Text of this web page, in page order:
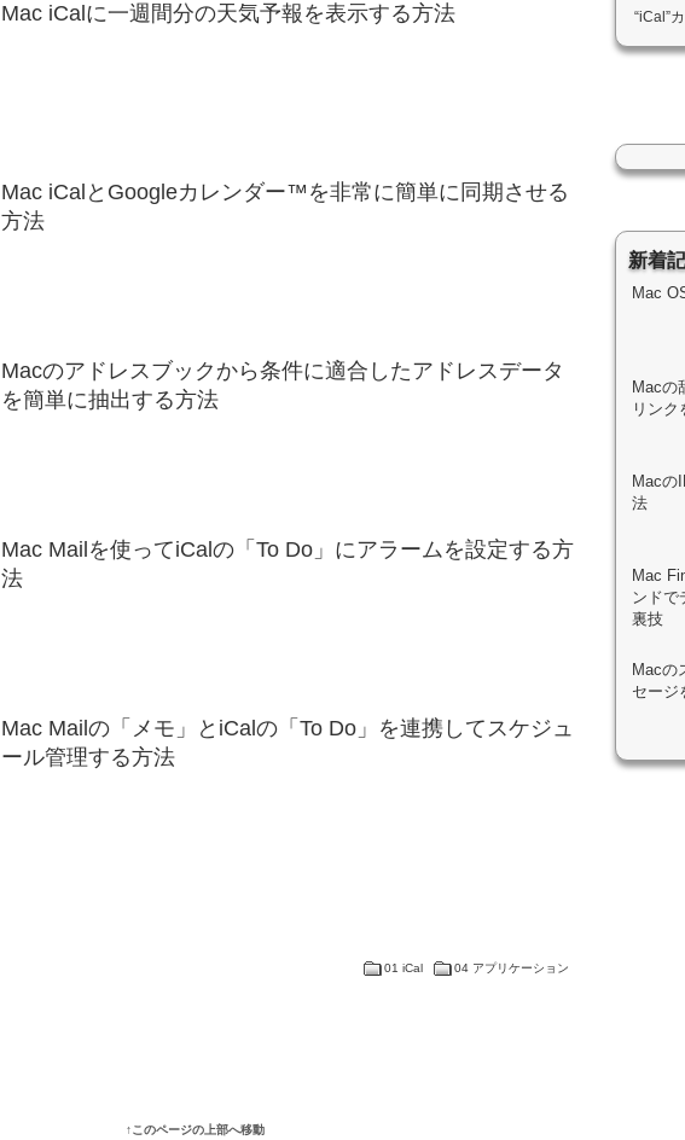
Mac iCalに一週間分の天気予報を表示する方法
Mac iCalとGoogleカレンダー™を非常に簡単に同期させる
方法
Macのアドレスブックから条件に適合したアドレスデータ
を簡単に抽出する方法
Mac Mailを使ってiCalの「To Do」にアラームを設定する方
法
Mac Mailの「メモ」とiCalの「To Do」を連携してスケジュ
ール管理する方法
01 iCal 04 アプリケーション
↑このページの上部へ移動
“iCal”
新着
Mac
Macの
リン
Macの
法
Mac
ンドで
裏技
Macの
セージ